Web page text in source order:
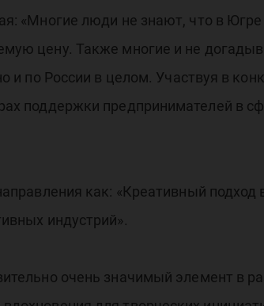
«Многие люди не знают, что в
цену. Также многие и не
и по России в целом. Участвуя в
поддержки предпринимателей в
как: «Креативный подход
индустрий».
очень значимый элемент в